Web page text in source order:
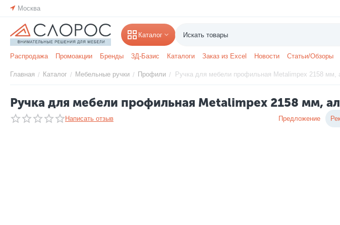
Москва
Каталог
Распродажа Промоакции Бренды 3Д-Базис Каталоги Заказ из Excel Новости Статьи/Обзоры
Главная / Каталог / Мебельные ручки / Профили / Ручка для мебели профильная Metalimpex 2158 мм,
Ручка для мебели профильная Metalimpex 2158 мм,
Написать отзыв Предложение